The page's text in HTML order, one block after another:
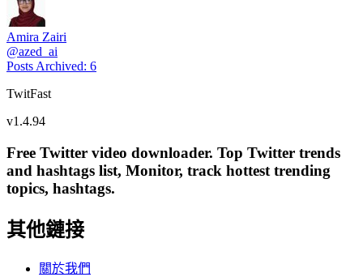
Amira Zairi
@azed_ai
Posts Archived: 6
TwitFast
v1.4.94
Free Twitter video downloader. Top Twitter trends
and hashtags list, Monitor, track hottest trending
topics, hashtags.
其他鏈接
關於我們